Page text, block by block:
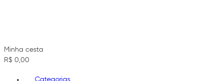
Minha cesta
R$ 0,00
Categorias